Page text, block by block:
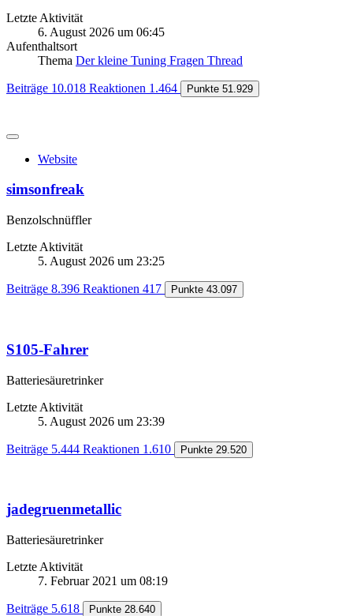
Letzte Aktivität
6. August 2026 um 06:45
Aufenthaltsort
Thema Der kleine Tuning Fragen Thread
Beiträge 10.018 Reaktionen 1.464 Punkte 51.929
Website
simsonfreak
Benzolschnüffler
Letzte Aktivität
5. August 2026 um 23:25
Beiträge 8.396 Reaktionen 417 Punkte 43.097
S105-Fahrer
Batteriesäuretrinker
Letzte Aktivität
5. August 2026 um 23:39
Beiträge 5.444 Reaktionen 1.610 Punkte 29.520
jadegruenmetallic
Batteriesäuretrinker
Letzte Aktivität
7. Februar 2021 um 08:19
Beiträge 5.618 Punkte 28.640